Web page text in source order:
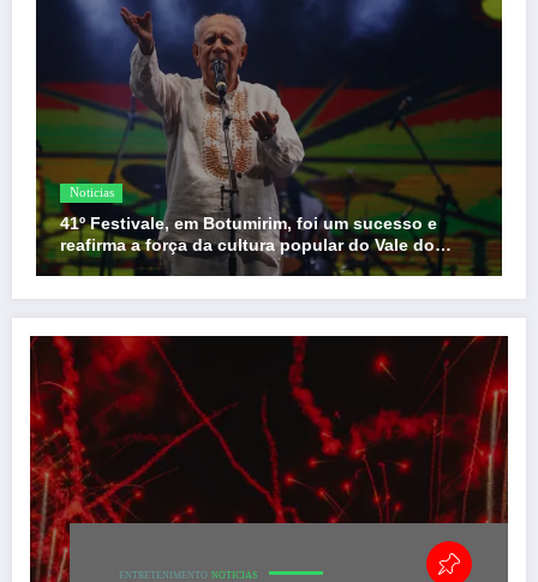
Noticias
41º Festivale, em Botumirim, foi um sucesso e
reafirma a força da cultura popular do Vale do
Jequitinhonha
ENTRETENIMENTO NOTICIAS